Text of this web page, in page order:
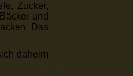
Zucker,
und
Das
daheim